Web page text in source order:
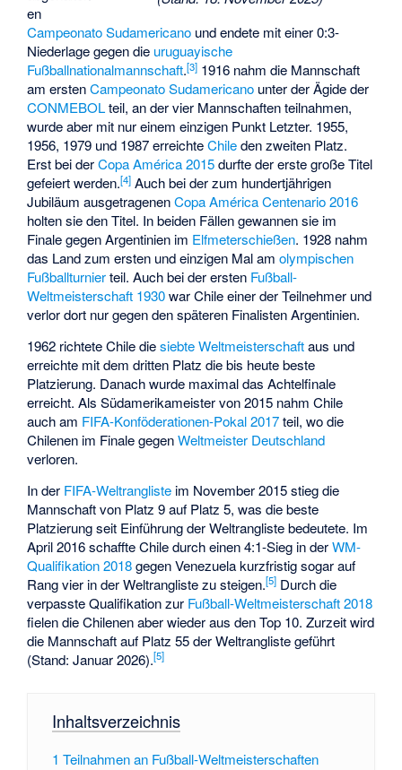
en
Campeonato Sudamericano und endete mit einer 0:3-
Niederlage gegen die uruguayische
Fußballnationalmannschaft.[3] 1916 nahm die Mannschaft
am erstenCampeonato Sudamericano unter der Ägide der
CONMEBOLteil, an der vier Mannschaften teilnahmen,
wurde aber mit nur einem einzigen Punkt Letzter. 1955,
1956, 1979 und 1987 erreichteChileden zweiten Platz.
Erst bei derCopa América 2015durfte der erste große Titel
gefeiert werden.[4] Auch bei der zum hundertjährigen
Jubiläum ausgetragenenCopa América Centenario 2016
holten sie den Titel. In beiden Fällen gewannen sie im
Finale gegen Argentinien im Elfmeterschießen. 1928 nahm
das Land zum ersten und einzigen Mal amolympischen
Fußballturnierteil. Auch bei der ersten Fußball-
Weltmeisterschaft 1930war Chile einer der Teilnehmer und
verlor dort nur gegen den späteren Finalisten Argentinien.
1962 richtete Chile diesiebte Weltmeisterschaftaus und
erreichte mit dem dritten Platz die bis heute beste
Platzierung. Danach wurde maximal das Achtelfinale
erreicht. Als Südamerikameister von 2015 nahm Chile
auch am FIFA-Konföderationen-Pokal 2017teil, wo die
Chilenen im Finale gegenWeltmeister Deutschland
verloren.
In der FIFA-Weltrangliste im November 2015 stieg die
Mannschaft von Platz 9 auf Platz 5, was die beste
Platzierung seit Einführung der Weltrangliste bedeutete. Im
April 2016 schaffte Chile durch einen 4:1-Sieg in derWM-
Qualifikation 2018gegen Venezuela kurzfristig sogar auf
Rang vier in der Weltrangliste zu steigen.[5] Durch die
verpasste Qualifikation zur Fußball-Weltmeisterschaft 2018
fielen die Chilenen aber wieder aus den Top 10. Zurzeit wird
die Mannschaft auf Platz 55 der Weltrangliste geführt
(Stand: Januar 2026).[5]
Inhaltsverzeichnis
1 Teilnahmen an Fußball-Weltmeisterschaften